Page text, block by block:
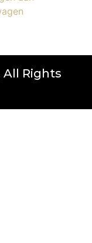
Rights